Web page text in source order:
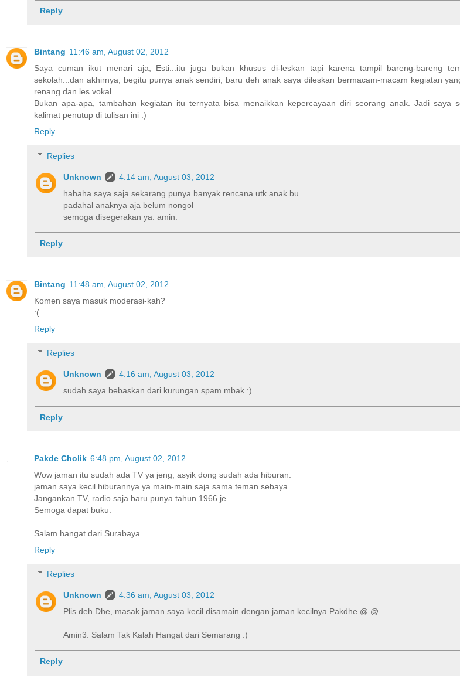
Reply
Bintang 11:46 am, August 02, 2012
Saya cuman ikut menari aja, Esti...itu juga bukan khusus di-leskan tapi karena tampil bareng-bareng
sekolah...dan akhirnya, begitu punya anak sendiri, baru deh anak saya dileskan bermacam-macam kegiatan
renang dan les vokal...
Bukan apa-apa, tambahan kegiatan itu ternyata bisa menaikkan kepercayaan diri seorang anak. Jadi saya
kalimat penutup di tulisan ini :)
Reply
Replies
Unknown
4:14 am, August 03, 2012
hahaha saya saja sekarang punya banyak rencana utk anak bu
padahal anaknya aja belum nongol
semoga disegerakan ya. amin.
Reply
Bintang 11:48 am, August 02, 2012
Komen saya masuk moderasi-kah?
:(
Reply
Replies
Unknown
4:16 am, August 03, 2012
sudah saya bebaskan dari kurungan spam mbak :)
Reply
Pakde Cholik 6:48 pm, August 02, 2012
Wow jaman itu sudah ada TV ya jeng, asyik dong sudah ada hiburan.
jaman saya kecil hiburannya ya main-main saja sama teman sebaya.
Jangankan TV, radio saja baru punya tahun 1966 je.
Semoga dapat buku.
Salam hangat dari Surabaya
Reply
Replies
Unknown
4:36 am, August 03, 2012
Plis deh Dhe, masak jaman saya kecil disamain dengan jaman kecilnya Pakdhe @.@
Amin3. Salam Tak Kalah Hangat dari Semarang :)
Reply